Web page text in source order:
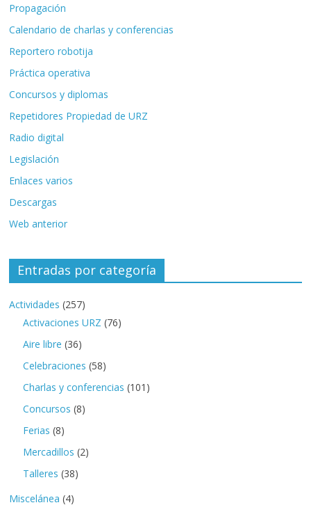
Propagación
Calendario de charlas y conferencias
Reportero robotija
Práctica operativa
Concursos y diplomas
Repetidores Propiedad de URZ
Radio digital
Legislación
Enlaces varios
Descargas
Web anterior
Entradas por categoría
Actividades (257)
Activaciones URZ (76)
Aire libre (36)
Celebraciones (58)
Charlas y conferencias (101)
Concursos (8)
Ferias (8)
Mercadillos (2)
Talleres (38)
Miscelánea (4)